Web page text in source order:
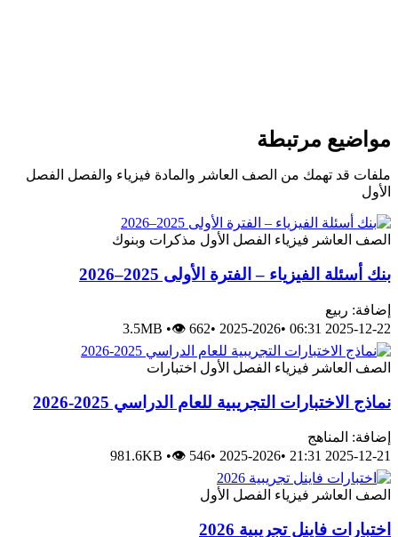
مواضيع مرتبطة
ملفات قد تهمك من الصف العاشر والمادة فيزياء والفصل الفصل
الأول
الصف العاشر فيزياء الفصل الأول مذكرات وبنوك
بنك أسئلة الفيزياء – الفترة الأولى 2025–2026
إضافة: ربيع
2025-12-22 06:31
•
2025-2026
•
3.5MB •👁 662
الصف العاشر فيزياء الفصل الأول اختبارات
نماذج الاختبارات التجريبية للعام الدراسي 2025-2026
إضافة: المناهج
2025-12-21 21:31
•
2025-2026
•
981.6KB •👁 546
الصف العاشر فيزياء الفصل الأول
اختبارات فاينل تجريبية 2026